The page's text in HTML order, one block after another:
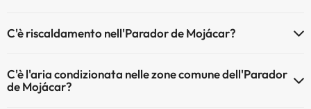
C'è riscaldamento nell'Parador de Mojácar?
C'è l'aria condizionata nelle zone comune dell'Parador
de Mojácar?